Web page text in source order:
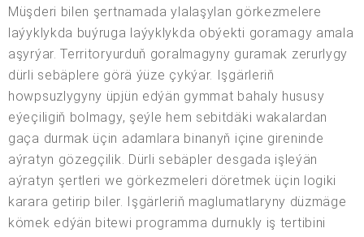
Müşderi bilen şertnamada ylalaşylan görkezmelere
laýyklykda buýruga laýyklykda obýekti goramagy amala
aşyrýar. Territoryurduň goralmagyny guramak zerurlygy
dürli sebäplere görä ýüze çykýar. Işgärleriň
howpsuzlygyny üpjün edýän gymmat bahaly hususy
eýeçiligiň bolmagy, şeýle hem sebitdäki wakalardan
gaça durmak üçin adamlara binanyň içine gireninde
aýratyn gözegçilik. Dürli sebäpler desgada işleýän
aýratyn şertleri we görkezmeleri döretmek üçin logiki
karara getirip biler. Işgärleriň maglumatlaryny düzmäge
kömek edýän bitewi programma durnukly iş tertibini